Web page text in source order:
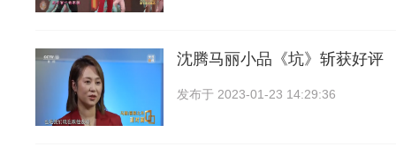
沈腾马丽小品《坑》斩获好评
发布于 2023-01-23 14:29:36